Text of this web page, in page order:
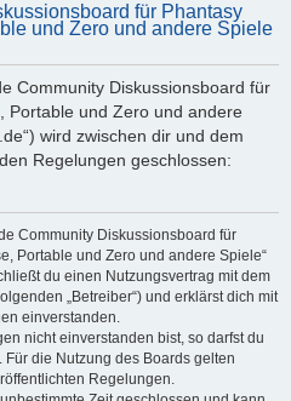
für Phantasy
und Zero und andere Spiele
Community Diskussionsboard für
Portable und Zero und andere
wird zwischen dir und dem
Regelungen geschlossen:
Community Diskussionsboard für
Portable und Zero und andere Spiele“
du einen Nutzungsvertrag mit dem
„Betreiber“) und erklärst dich mit
einverstanden.
nicht einverstanden bist, so darfst du
die Nutzung des Boards gelten
Regelungen.